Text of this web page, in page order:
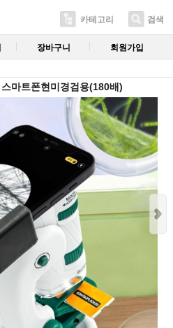
카테고리 검색
장바구니 회원가입
마트폰현미경검용(180배)